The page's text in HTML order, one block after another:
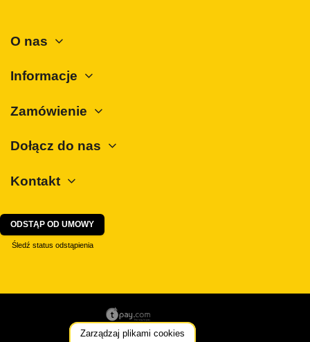
O nas
Informacje
Zamówienie
Dołącz do nas
Kontakt
ODSTĄP OD UMOWY
Śledź status odstąpienia
Zarządzaj plikami cookies